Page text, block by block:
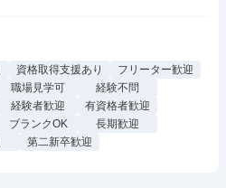
資格取得支援あり
フリーター歓迎
職場見学可
経験不問
経験者歓迎
有資格者歓迎
ブランクOK
長期歓迎
第二新卒歓迎